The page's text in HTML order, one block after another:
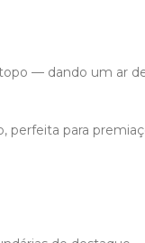
— dando um ar
perfeita para